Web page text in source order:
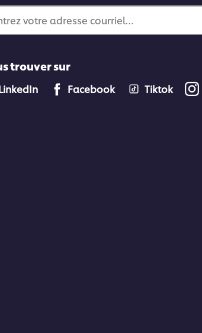
votre adresse courriel…
trouver sur
Facebook Tiktok